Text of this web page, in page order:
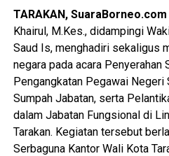
kreativitas, inovasi,
peran organisasi kepemudaan
muda dalam pembangunan
menekankan pentingnya
terukur, dan berkelanjutan
pemerintah, DPRD, organisasi
pendidikan, dunia usaha, dan
kepentingan guna mewujudkan
berkarakter, mandiri, inovatif,
TARAKAN, SuaraBorneo.com
Khairul, M.Kes., didampingi
Saud Is, menghadiri sekaligus
negara pada acara Penyerahan
Pengangkatan Pegawai Negeri
Sumpah Jabatan, serta
dalam Jabatan Fungsional di
Tarakan. Kegiatan tersebut
Serbaguna Kantor Wali Kota